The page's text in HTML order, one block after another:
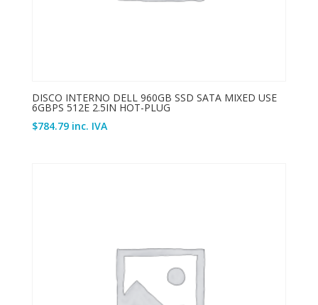
DISCO INTERNO DELL 960GB SSD SATA MIXED USE
6GBPS 512E 2.5IN HOT-PLUG
$784.79 inc. IVA